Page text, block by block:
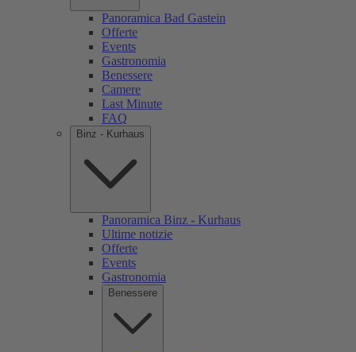
Panoramica Bad Gastein
Offerte
Events
Gastronomia
Benessere
Camere
Last Minute
FAQ
Binz - Kurhaus
Panoramica Binz - Kurhaus
Ultime notizie
Offerte
Events
Gastronomia
Benessere